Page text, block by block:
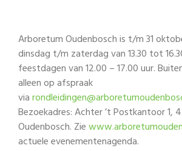
Arboretum Oudenbosch is t/m 31
dinsdag t/m zaterdag van 13.30 tot
feestdagen van 12.00 – 17.00 uur.
alleen op afspraak
via
Bezoekadres: Achter ’t Postkantoor 1,
Oudenbosch. Zie
actuele evenementenagenda.